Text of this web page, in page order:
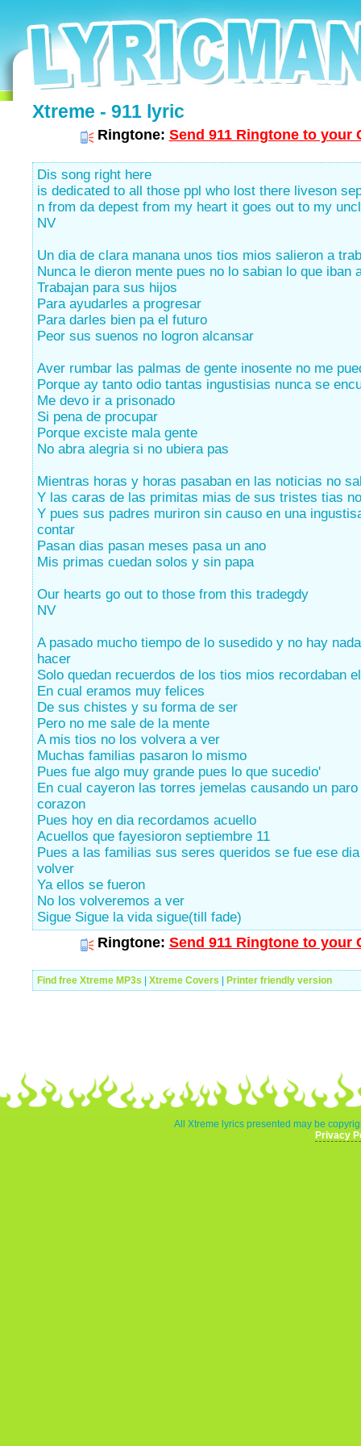
Xtreme - 911 lyric
Ringtone: Send 911 Ringtone to your
Dis song right here
is dedicated to all those ppl who lost there liveson
n from da depest from my heart it goes out to my
NV
Un dia de clara manana unos tios mios salieron a
Nunca le dieron mente pues no lo sabian lo que iban
Trabajan para sus hijos
Para ayudarles a progresar
Para darles bien pa el futuro
Peor sus suenos no logron alcansar
Aver rumbar las palmas de gente inosente no me
Porque ay tanto odio tantas ingustisias nunca se
Me devo ir a prisonado
Si pena de procupar
Porque exciste mala gente
No abra alegria si no ubiera pas
Mientras horas y horas pasaban en las noticias no
Y las caras de las primitas mias de sus tristes tias
Y pues sus padres muriron sin causo en una
contar
Pasan dias pasan meses pasa un ano
Mis primas cuedan solos y sin papa
Our hearts go out to those from this tradegdy
NV
A pasado mucho tiempo de lo susedido y no hay
hacer
Solo quedan recuerdos de los tios mios recordaban
En cual eramos muy felices
De sus chistes y su forma de ser
Pero no me sale de la mente
A mis tios no los volvera a ver
Muchas familias pasaron lo mismo
Pues fue algo muy grande pues lo que sucedio'
En cual cayeron las torres jemelas causando un
corazon
Pues hoy en dia recordamos acuello
Acuellos que fayesioron septiembre 11
Pues a las familias sus seres queridos se fue ese
volver
Ya ellos se fueron
No los volveremos a ver
Sigue Sigue la vida sigue(till fade)
Ringtone: Send 911 Ringtone to your
Find free Xtreme MP3s Xtreme Covers Printer friendly version
All Xtreme lyrics presented may be
Privacy